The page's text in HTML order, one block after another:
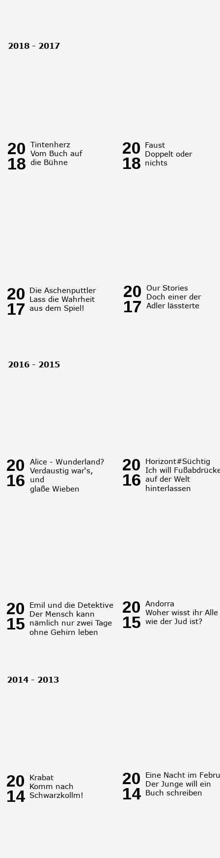
2018 - 2017
20
18
Tintenherz
Vom Buch auf
die Bühne
20
18
Faust
Doppelt oder
nichts
20
17
Die Aschenputtler
Lass die Wahrheit
aus dem Spiel!
20
17
Our Stories
Doch einer der
Adler lässterte
2016 - 2015
20
16
Alice - Wunderland?
Verdaustig war‘s,
und
glaße Wieben
20
16
Horizont#Süchtig
Ich will
auf der Welt
hinterlassen
20
15
Emil und die Detektive
Der Mensch kann
nämlich nur zwei Tage
ohne Gehirn leben
20
15
Andorra
Woher wisst ihr Alle
wie der Jud ist?
2014 - 2013
20
14
Krabat
Komm nach
Schwarzkollm!
20
14
Eine Nacht im
Der Junge will ein
Buch schreiben